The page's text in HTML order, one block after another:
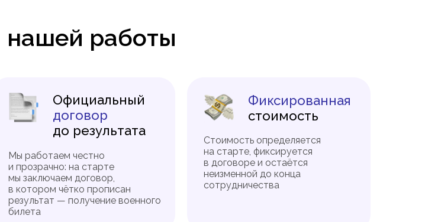
нашей работы
Фиксированная
стоимость
Стоимость определяется
на старте, фиксируется
в договоре и остаётся
неизменной до конца
сотрудничества
Официальный
договор
до результата
Мы работаем честно
и прозрачно: на старте
мы заключаем договор,
в котором чётко прописан
результат — получение военного
билета